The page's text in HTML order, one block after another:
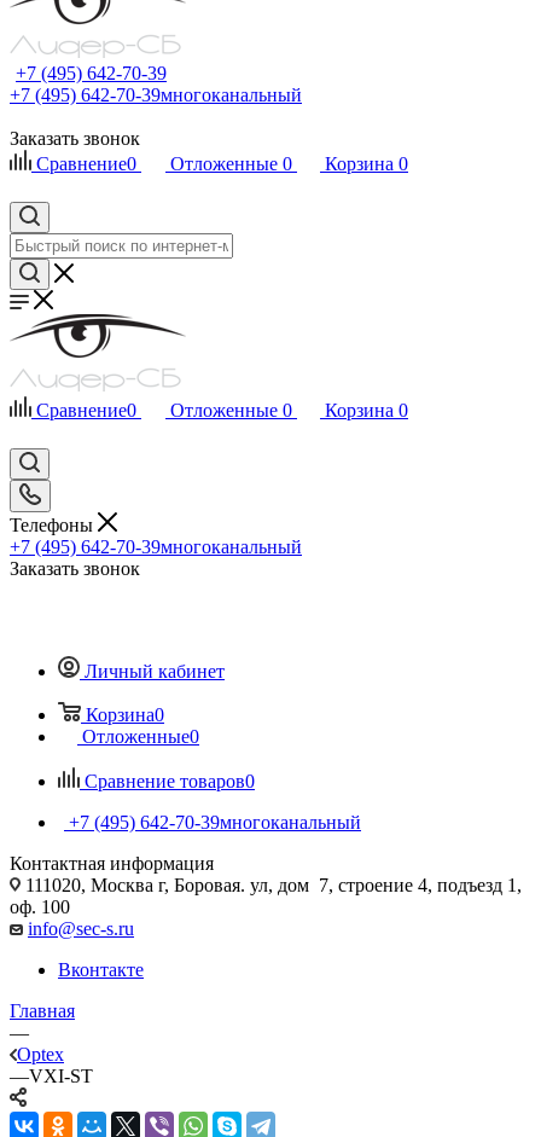
+7 (495) 642-70-39
+7 (495) 642-70-39многоканальный
Заказать звонок
Сравнение0 Отложенные 0 Корзина 0
Сравнение0 Отложенные 0 Корзина 0
Телефоны
+7 (495) 642-70-39многоканальный
Заказать звонок
Личный кабинет
Корзина0
Отложенные0
Сравнение товаров0
+7 (495) 642-70-39многоканальный
Контактная информация
111020, Москва г, Боровая. ул, дом 7, строение 4, подъезд 1,
оф. 100
info@sec-s.ru
Вконтакте
Главная
—
Optex
—VXI-ST